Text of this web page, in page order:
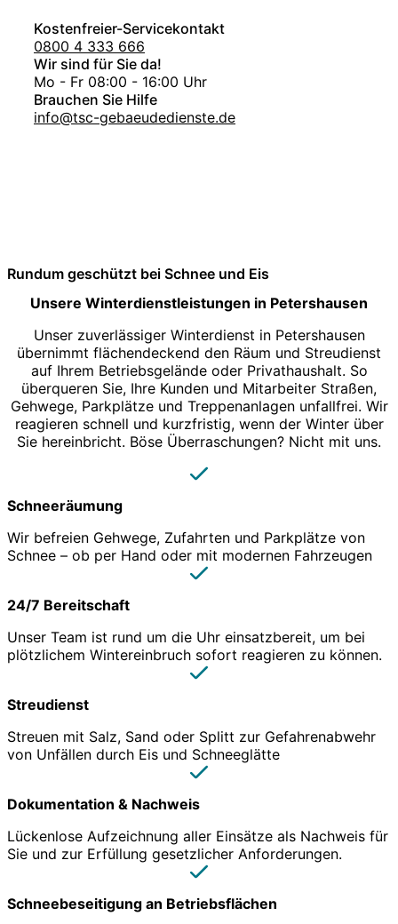
Kostenfreier-Servicekontakt
0800 4 333 666
Wir sind für Sie da!
Mo - Fr 08:00 - 16:00 Uhr
Brauchen Sie Hilfe
info@tsc-gebaeudedienste.de
Rundum geschützt bei Schnee und Eis
Unsere Winterdienstleistungen in Petershausen
Unser zuverlässiger Winterdienst in Petershausen
übernimmt flächendeckend den Räum und Streudienst
auf Ihrem Betriebsgelände oder Privathaushalt. So
überqueren Sie, Ihre Kunden und Mitarbeiter Straßen,
Gehwege, Parkplätze und Treppenanlagen unfallfrei. Wir
reagieren schnell und kurzfristig, wenn der Winter über
Sie hereinbricht. Böse Überraschungen? Nicht mit uns.
Schneeräumung
Wir befreien Gehwege, Zufahrten und Parkplätze von
Schnee – ob per Hand oder mit modernen Fahrzeugen
24/7 Bereitschaft
Unser Team ist rund um die Uhr einsatzbereit, um bei
plötzlichem Wintereinbruch sofort reagieren zu können.
Streudienst
Streuen mit Salz, Sand oder Splitt zur Gefahrenabwehr
von Unfällen durch Eis und Schneeglätte
Dokumentation & Nachweis
Lückenlose Aufzeichnung aller Einsätze als Nachweis für
Sie und zur Erfüllung gesetzlicher Anforderungen.
Schneebeseitigung an Betriebsflächen